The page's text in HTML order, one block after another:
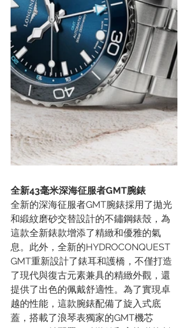
全新43毫米深海征服者GMT腕錶
全新的深海征服者GMT腕錶採用了拋光
和緞紋磨砂交替設計的不鏽鋼錶殼，為
這款全新錶款增添了精緻和優雅的氣
息。此外，全新的HYDROCONQUEST
GMT重新設計了錶耳和護橋，不僅打造
了現代與復古元素兼具的精緻外觀，還
提供了出色的佩戴舒適性。為了實現卓
越的性能，這款腕錶配備了旋入式底
蓋，搭載了浪琴表獨家的GMT機芯